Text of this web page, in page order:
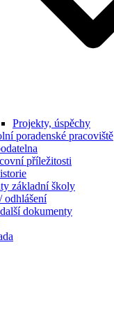
Projekty, úspěchy
poradenské pracoviště
příležitosti
základní školy
odhlášení
dokumenty